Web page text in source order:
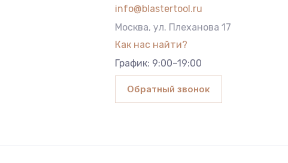
info@blastertool.ru
Москва, ул. Плеханова 17
Как нас найти?
График: 9:00–19:00
Обратный звонок